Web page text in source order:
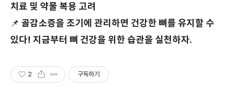
치료 및 약물 복용 고려
📌 골감소증을 조기에 관리하면 건강한 뼈를 유지할 수
있다! 지금부터 뼈 건강을 위한 습관을 실천하자.
2 구독하기